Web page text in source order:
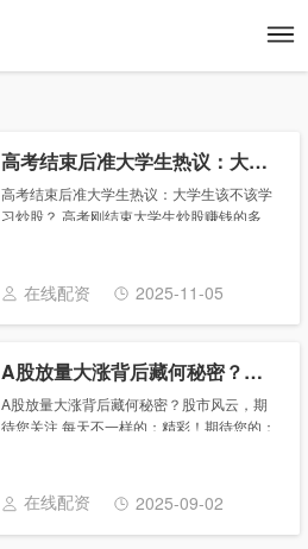
高考结束后准大学生热议：大学生该不该学习炒股？
高考结束后准大学生热议：大学生该不该学
习炒股？ 高考刚结束大学生炒股赚钱的多
业的基础上，投资学习与实践越早越好。
1、投资......
在线配资 2025-11-05
A股放量大涨背后藏何秘密？股市风云，期待您关注
A股放量大涨背后藏何秘密？股市风云，期
待您关注 每天不一样的：精彩！期待您的：
事儿。一早开盘，A股就像是被施了魔法，
放量......
在线配资 2025-09-02